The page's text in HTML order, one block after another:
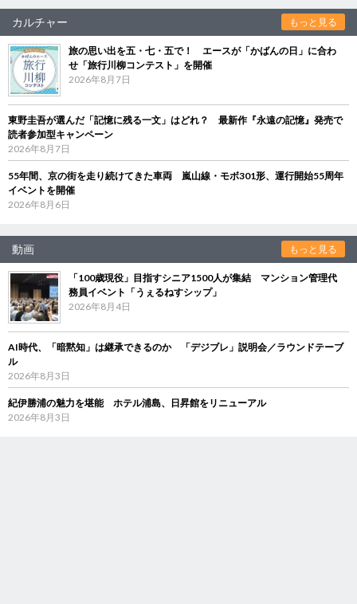
カルチャー もっと見る
旅の思い出を五・七・五で！ エースが「かばんの日」に合わ
せ「旅行川柳コンテスト」を開催
2026年8月7日
東野圭吾が選んだ「記憶に残る一文」はどれ？ 最新作『永遠の記憶』発売で
読者参加型キャンペーン
2026年8月7日
55年間、京の街を走り続けてきた車両 嵐山線・モボ301形、運行開始55周年
イベントを開催
2026年8月6日
動画 もっと見る
「100歳現役」目指すシニア1500人が集結 マンション管理代
務員イベント「うぇるねすシップ」
2026年8月4日
AI時代、「暗黙知」は継承できるのか 「デジブレ」説明会／ラウンドテーブ
ル
2026年8月3日
紀伊勝浦の魅力を堪能 ホテル浦島、日昇館をリニューアル
2026年8月3日